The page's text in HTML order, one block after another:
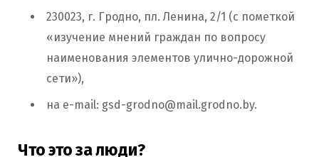
230023, г. Гродно, пл. Ленина, 2/1 (с пометкой
«изучение мнений граждан по вопросу
наименования элементов улично-дорожной
сети»),
на e-mail: gsd-grodno@mail.grodno.by.
Что это за люди?